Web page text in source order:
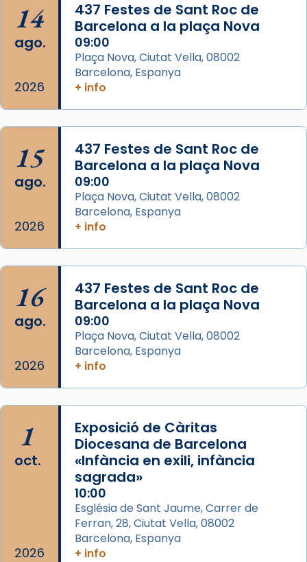
Arquebisbat de Barcelona
2 weeks ago
Memòria de les santes Juliana i
Semproniana, verges i màrtirs.
Acompanyant la història de sant Cugat, a
partir de l’Edat Mitjana sorgeix la tradició
que les santes Juliana (“relatiu a Júlia”) i
Semproniana (“relatiu a Semprònia =
eterna”) són deixebles seves. I l’any 1667, el
frare Joan Gaspar Roig, afirma en una obra
que les santes són filles de l’antiga Iluro.
Mataró en reivindicarà les relíq
...
14
ago.
2026
437 Festes de Sant Roc de
Barcelona a la plaça Nova
09:00
Plaça Nova, Ciutat Vella, 08002
Barcelona, Espanya
+ info
15
ago.
2026
437 Festes de Sant Roc de
Barcelona a la plaça Nova
09:00
Plaça Nova, Ciutat Vella, 08002
Barcelona, Espanya
+ info
16
ago.
2026
437 Festes de Sant Roc de
Barcelona a la plaça Nova
09:00
Plaça Nova, Ciutat Vella, 08002
Barcelona, Espanya
+ info
1
oct.
2026
Exposició de Càritas
Diocesana de Barcelona
«Infància en exili, infància
sagrada»
10:00
Església de Sant Jaume, Carrer de
Ferran, 28, Ciutat Vella, 08002
Barcelona, Espanya
+ info